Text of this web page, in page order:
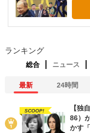
ランキング
総合 ニュース
最新 24時間
SCOOP!
【独
86）
かす